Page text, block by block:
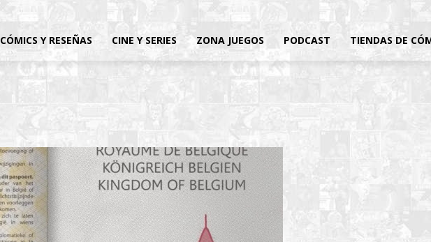
CÓMICS Y RESEÑAS CINE Y SERIES ZONA JUEGOS PODCAST TIENDAS DE